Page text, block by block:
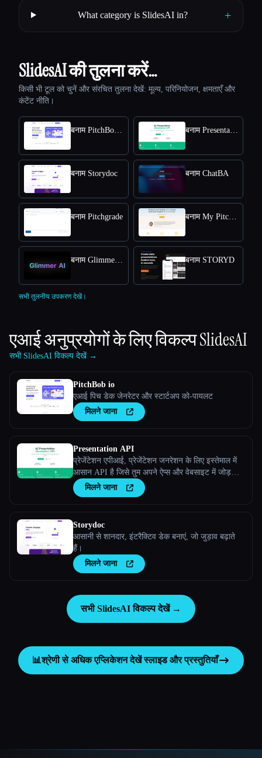
What category is SlidesAI in? +
SlidesAI की तुलना करें…
किसी भी टूल को चुनें और संरचित तुलना देखें: मूल्य, परिनियोजन, क्षमताएँ और
कंटेंट नीति।
बनाम Storydoc बनाम ChatBA
बनाम Pitchgrade
बनाम STORYD
सभी तुलनीय उपकरण देखें।
एआई अनुप्रयोगों के लिए विकल्पSlidesAI
सभी SlidesAI विकल्प देखें →
PitchBob io
एआई पिच डेक जेनरेटर और स्टार्टअप को-पायलट
मिलने जाना
Presentation API
प्रेजेंटेशन एपीआई, प्रेजेंटेशन जनरेशन के लिए इस्तेमाल में
आसान API है जिसे तुम अपने ऐप्स और वेबसाइट में जोड़
सकते हो। लंबा वर्णन
मिलने जाना
Storydoc
आसानी से शानदार, इंटरैक्टिव डेक बनाएं, जो जुड़ाव बढ़ाते
हैं।
मिलने जाना
सभी SlidesAI विकल्प देखें →
📊श्रेणी से अधिक एप्लिकेशन देखेंस्लाइड और प्रस्तुतियाँ